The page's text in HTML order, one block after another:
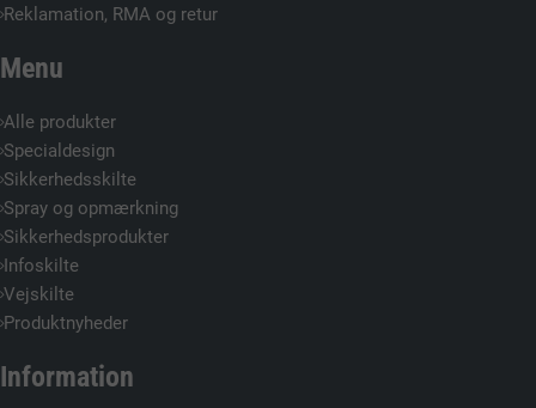
Reklamation, RMA og retur
Menu
Alle produkter
Specialdesign
Sikkerhedsskilte
Spray og opmærkning
Sikkerhedsprodukter
Infoskilte
Vejskilte
Produktnyheder
Information